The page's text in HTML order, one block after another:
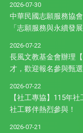
2026-07-30
中華民國志願服務協
「志願服務與永續發
2026-07-22
長風文教基金會辦理
才，歡迎報名參與甄選
2026-07-22
【社工專協】115年
社工夥伴熱烈參與！
2026-07-21